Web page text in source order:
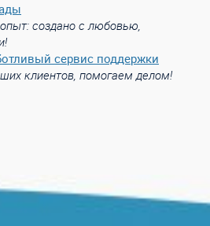
создано с любовью,
сервис поддержки
клиентов, помогаем делом!